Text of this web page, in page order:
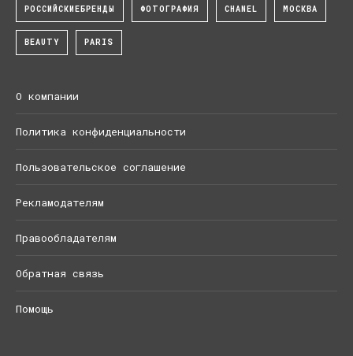
РОССИЙСКИЕБРЕНДЫ ФОТОГРАФИЯ CHANEL МОСКВА
BEAUTY PARIS
О компании
Политика конфиденциальности
Пользовательское соглашение
Рекламодателям
Правообладателям
Обратная связь
Помощь